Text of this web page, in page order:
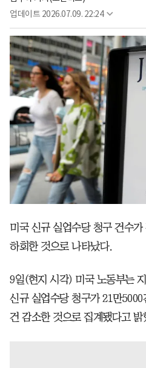
업데이트 2026.07.09. 22:24
미국 신규 실업수당 청구 건수
하회한 것으로 나타났다.
9일(현지 시각) 미국 노동부는
신규 실업수당 청구가 21만
건 감소한 것으로 집계됐다고 밝